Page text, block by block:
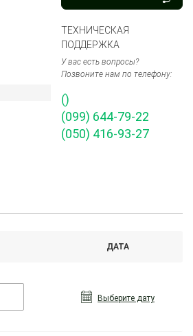
ТЕХНИЧЕСКАЯ
ПОДДЕРЖКА
У вас есть вопросы?
Позвоните нам по телефону:
()
(099) 644-79-22
(050) 416-93-27
ДАТА
Выберите дату